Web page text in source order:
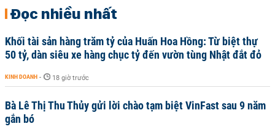
Đọc nhiều nhất
Khối tài sản hàng trăm tỷ của Huấn Hoa Hồng: Từ biệt thự
50 tỷ, dàn siêu xe hàng chục tỷ đến vườn tùng Nhật đắt đỏ
KINH DOANH - 18 giờ trước
Bà Lê Thị Thu Thủy gửi lời chào tạm biệt VinFast sau 9 năm
gắn bó